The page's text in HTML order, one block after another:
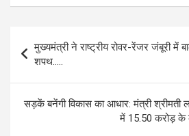
ce
b
o
o
k
se
n
g
er
at
s
A
p
p
e
gr
a
m
navigation
मुख्यमंत्री ने राष्ट्रीय रोवर-रेंजर जंबूरी में
शपथ…..
सड़कें बनेंगी विकास का आधार: मंत्री श्रीमती
में 15.50 करोड़ के